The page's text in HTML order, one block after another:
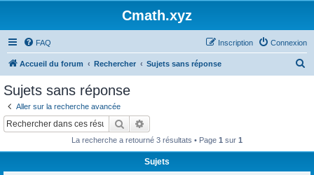
Cmath.xyz
FAQ Connexion
Inscription
Accueil du forum Rechercher Sujets sans réponse
Sujets sans réponse
Aller sur la recherche avancée
Rechercher
La recherche a retourné 3 résultats • Page 1 sur 1
Sujets